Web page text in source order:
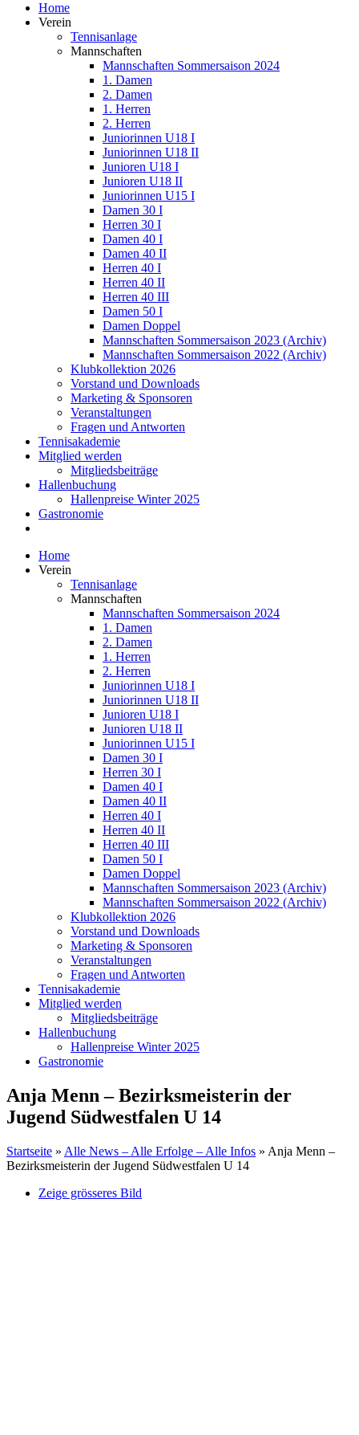
Home
Verein
Tennisanlage
Mannschaften
Mannschaften Sommersaison 2024
1. Damen
2. Damen
1. Herren
2. Herren
Juniorinnen U18 I
Juniorinnen U18 II
Junioren U18 I
Junioren U18 II
Juniorinnen U15 I
Damen 30 I
Herren 30 I
Damen 40 I
Damen 40 II
Herren 40 I
Herren 40 II
Herren 40 III
Damen 50 I
Damen Doppel
Mannschaften Sommersaison 2023 (Archiv)
Mannschaften Sommersaison 2022 (Archiv)
Klubkollektion 2026
Vorstand und Downloads
Marketing & Sponsoren
Veranstaltungen
Fragen und Antworten
Tennisakademie
Mitglied werden
Mitgliedsbeiträge
Hallenbuchung
Hallenpreise Winter 2025
Gastronomie
Home
Verein
Tennisanlage
Mannschaften
Mannschaften Sommersaison 2024
1. Damen
2. Damen
1. Herren
2. Herren
Juniorinnen U18 I
Juniorinnen U18 II
Junioren U18 I
Junioren U18 II
Juniorinnen U15 I
Damen 30 I
Herren 30 I
Damen 40 I
Damen 40 II
Herren 40 I
Herren 40 II
Herren 40 III
Damen 50 I
Damen Doppel
Mannschaften Sommersaison 2023 (Archiv)
Mannschaften Sommersaison 2022 (Archiv)
Klubkollektion 2026
Vorstand und Downloads
Marketing & Sponsoren
Veranstaltungen
Fragen und Antworten
Tennisakademie
Mitglied werden
Mitgliedsbeiträge
Hallenbuchung
Hallenpreise Winter 2025
Gastronomie
Anja Menn – Bezirksmeisterin der
Jugend Südwestfalen U 14
Startseite » Alle News – Alle Erfolge – Alle Infos » Anja Menn –
Bezirksmeisterin der Jugend Südwestfalen U 14
Zeige grösseres Bild